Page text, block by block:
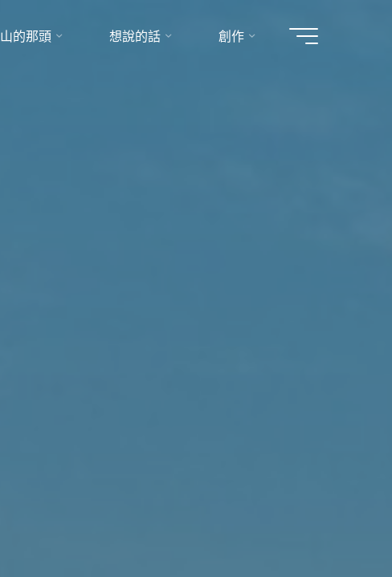
山的那頭 想說的話 創作